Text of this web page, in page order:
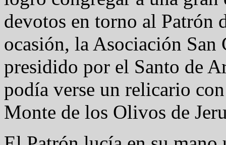
devotos en torno al Patrón
ocasión, la Asociación
presidido por el Santo de
podía verse un relicario
Monte de los Olivos de